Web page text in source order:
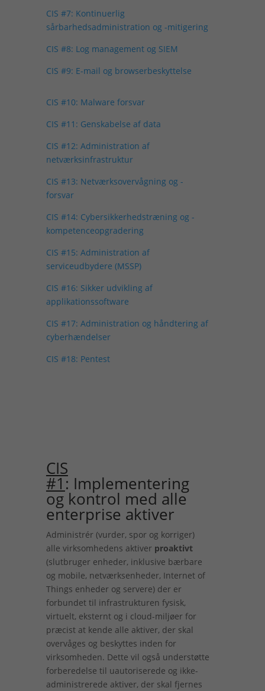
CIS #7: Kontinuerlig
sårbarhedsadministration og -mitigering
CIS #8: Log management og SIEM
CIS #9: E-mail og browserbeskyttelse
CIS #10: Malware forsvar
CIS #11: Genskabelse af data
CIS #12: Administration af
netværksinfrastruktur
CIS #13: Netværksovervågning og -
forsvar
CIS #14: Cybersikkerhedstræning og -
kompetenceopgradering
CIS #15: Administration af
serviceudbydere (MSSP)
CIS #16: Sikker udvikling af
applikationssoftware
CIS #17: Administration og håndtering af
cyberhændelser
CIS #18: Pentest
CIS
#1: Implementering
og kontrol med alle
enterprise aktiver
Administrér (vurder, spor og korriger)
alle virksomhedens aktiver proaktivt
(slutbruger enheder, inklusive bærbare
og mobile, netværksenheder, Internet of
Things enheder og servere) der er
forbundet til infrastrukturen fysisk,
virtuelt, eksternt og i cloud-miljøer for
præcist at kende alle ​​aktiver, der skal
overvåges og beskyttes inden for
virksomheden. Dette vil også understøtte
forberedelse til uautoriserede og ikke-
administrerede aktiver, der skal fjernes